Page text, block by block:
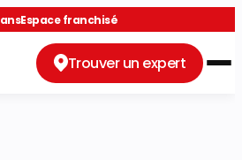
Espace franchisé
Trouver un expert